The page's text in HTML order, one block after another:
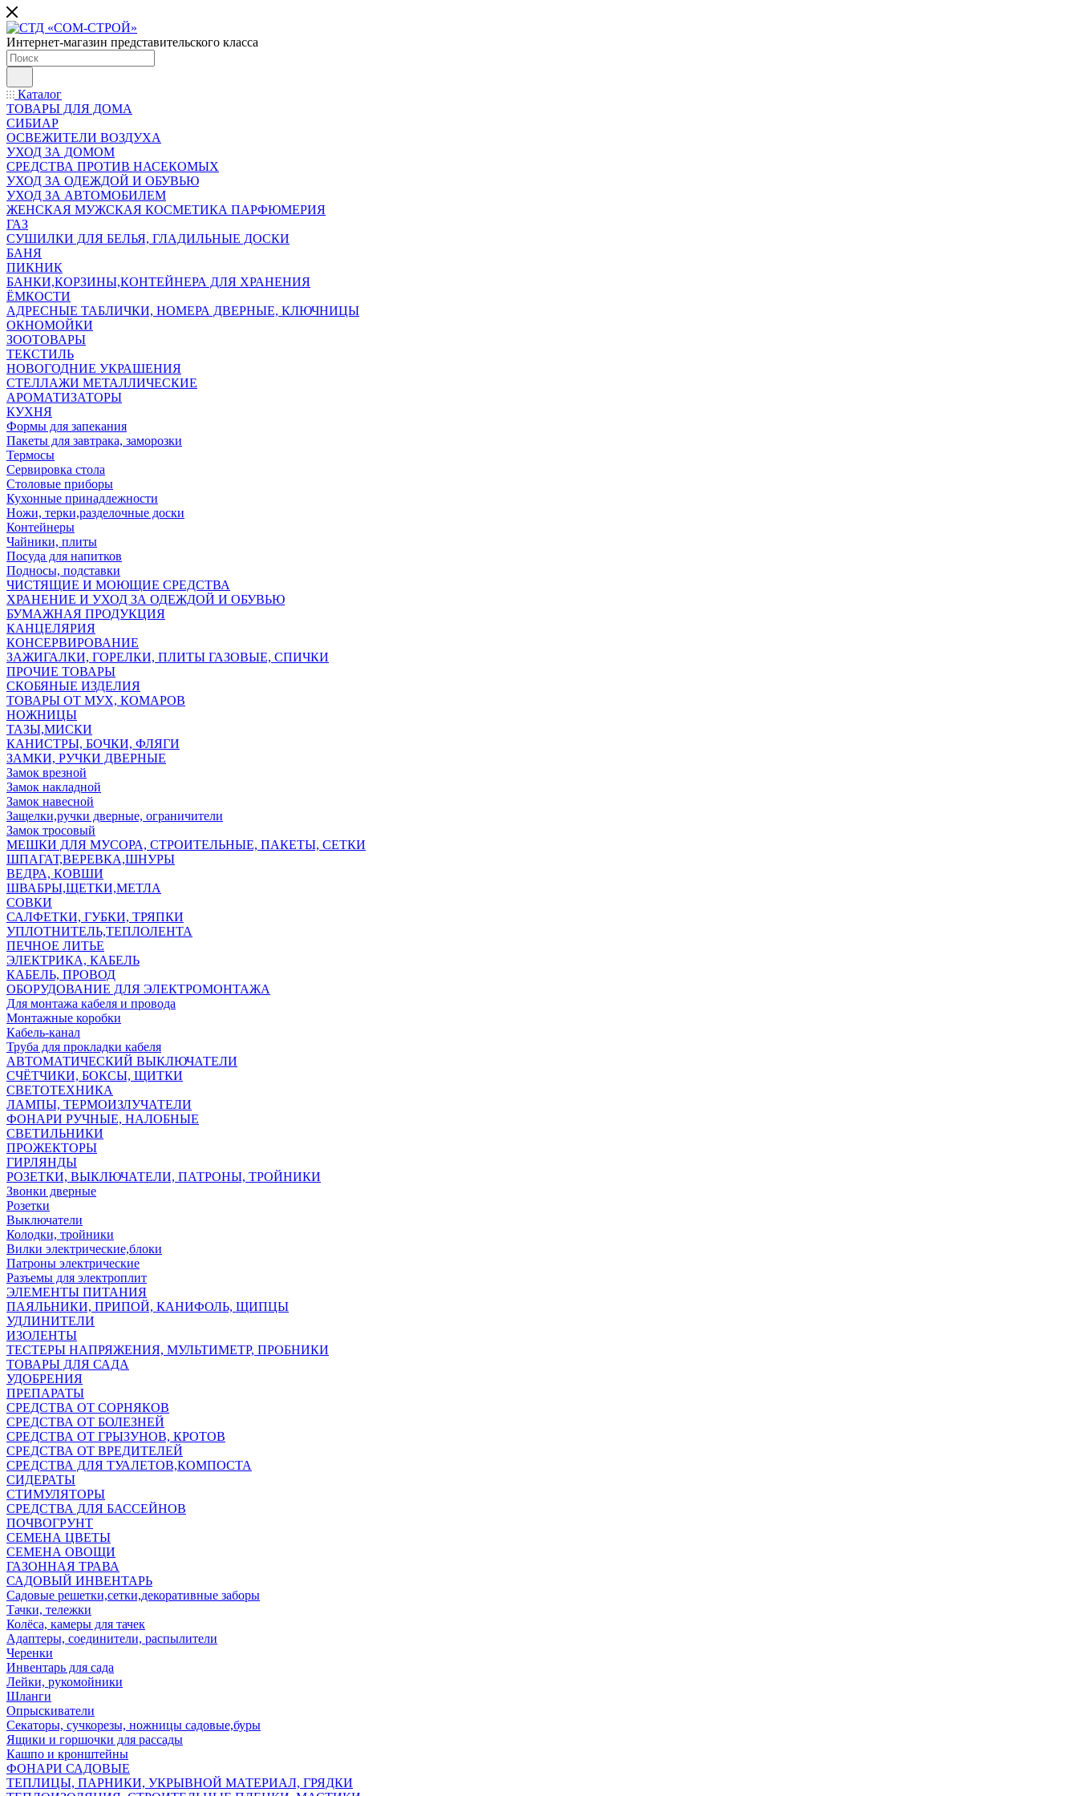
Интернет-магазин представительского класса
Каталог
ТОВАРЫ ДЛЯ ДОМА
СИБИАР
ОСВЕЖИТЕЛИ ВОЗДУХА
УХОД ЗА ДОМОМ
СРЕДСТВА ПРОТИВ НАСЕКОМЫХ
УХОД ЗА ОДЕЖДОЙ И ОБУВЬЮ
УХОД ЗА АВТОМОБИЛЕМ
ЖЕНСКАЯ МУЖСКАЯ КОСМЕТИКА ПАРФЮМЕРИЯ
ГАЗ
СУШИЛКИ ДЛЯ БЕЛЬЯ, ГЛАДИЛЬНЫЕ ДОСКИ
БАНЯ
ПИКНИК
БАНКИ,КОРЗИНЫ,КОНТЕЙНЕРА ДЛЯ ХРАНЕНИЯ
ЁМКОСТИ
АДРЕСНЫЕ ТАБЛИЧКИ, НОМЕРА ДВЕРНЫЕ, КЛЮЧНИЦЫ
ОКНОМОЙКИ
ЗООТОВАРЫ
ТЕКСТИЛЬ
НОВОГОДНИЕ УКРАШЕНИЯ
СТЕЛЛАЖИ МЕТАЛЛИЧЕСКИЕ
АРОМАТИЗАТОРЫ
КУХНЯ
Формы для запекания
Пакеты для завтрака, заморозки
Термосы
Сервировка стола
Столовые приборы
Кухонные принадлежности
Ножи, терки,разделочные доски
Контейнеры
Чайники, плиты
Посуда для напитков
Подносы, подставки
ЧИСТЯЩИЕ И МОЮЩИЕ СРЕДСТВА
ХРАНЕНИЕ И УХОД ЗА ОДЕЖДОЙ И ОБУВЬЮ
БУМАЖНАЯ ПРОДУКЦИЯ
КАНЦЕЛЯРИЯ
КОНСЕРВИРОВАНИЕ
ЗАЖИГАЛКИ, ГОРЕЛКИ, ПЛИТЫ ГАЗОВЫЕ, СПИЧКИ
ПРОЧИЕ ТОВАРЫ
СКОБЯНЫЕ ИЗДЕЛИЯ
ТОВАРЫ ОТ МУХ, КОМАРОВ
НОЖНИЦЫ
ТАЗЫ,МИСКИ
КАНИСТРЫ, БОЧКИ, ФЛЯГИ
ЗАМКИ, РУЧКИ ДВЕРНЫЕ
Замок врезной
Замок накладной
Замок навесной
Защелки,ручки дверные, ограничители
Замок тросовый
МЕШКИ ДЛЯ МУСОРА, СТРОИТЕЛЬНЫЕ, ПАКЕТЫ, СЕТКИ
ШПАГАТ,ВЕРЕВКА,ШНУРЫ
ВЕДРА, КОВШИ
ШВАБРЫ,ЩЕТКИ,МЕТЛА
СОВКИ
САЛФЕТКИ, ГУБКИ, ТРЯПКИ
УПЛОТНИТЕЛЬ,ТЕПЛОЛЕНТА
ПЕЧНОЕ ЛИТЬЕ
ЭЛЕКТРИКА, КАБЕЛЬ
КАБЕЛЬ, ПРОВОД
ОБОРУДОВАНИЕ ДЛЯ ЭЛЕКТРОМОНТАЖА
Для монтажа кабеля и провода
Монтажные коробки
Кабель-канал
Труба для прокладки кабеля
АВТОМАТИЧЕСКИЙ ВЫКЛЮЧАТЕЛИ
СЧЁТЧИКИ, БОКСЫ, ЩИТКИ
СВЕТОТЕХНИКА
ЛАМПЫ, ТЕРМОИЗЛУЧАТЕЛИ
ФОНАРИ РУЧНЫЕ, НАЛОБНЫЕ
СВЕТИЛЬНИКИ
ПРОЖЕКТОРЫ
ГИРЛЯНДЫ
РОЗЕТКИ, ВЫКЛЮЧАТЕЛИ, ПАТРОНЫ, ТРОЙНИКИ
Звонки дверные
Розетки
Выключатели
Колодки, тройники
Вилки электрические,блоки
Патроны электрические
Разъемы для электроплит
ЭЛЕМЕНТЫ ПИТАНИЯ
ПАЯЛЬНИКИ, ПРИПОЙ, КАНИФОЛЬ, ЩИПЦЫ
УДЛИНИТЕЛИ
ИЗОЛЕНТЫ
ТЕСТЕРЫ НАПРЯЖЕНИЯ, МУЛЬТИМЕТР, ПРОБНИКИ
ТОВАРЫ ДЛЯ САДА
УДОБРЕНИЯ
ПРЕПАРАТЫ
СРЕДСТВА ОТ СОРНЯКОВ
СРЕДСТВА ОТ БОЛЕЗНЕЙ
СРЕДСТВА ОТ ГРЫЗУНОВ, КРОТОВ
СРЕДСТВА ОТ ВРЕДИТЕЛЕЙ
СРЕДСТВА ДЛЯ ТУАЛЕТОВ,КОМПОСТА
СИДЕРАТЫ
СТИМУЛЯТОРЫ
СРЕДСТВА ДЛЯ БАССЕЙНОВ
ПОЧВОГРУНТ
СЕМЕНА ЦВЕТЫ
СЕМЕНА ОВОЩИ
ГАЗОННАЯ ТРАВА
САДОВЫЙ ИНВЕНТАРЬ
Садовые решетки,сетки,декоративные заборы
Тачки, тележки
Колёса, камеры для тачек
Адаптеры, соединители, распылители
Черенки
Инвентарь для сада
Лейки, рукомойники
Шланги
Опрыскиватели
Секаторы, сучкорезы, ножницы садовые,буры
Ящики и горшочки для рассады
Кашпо и кронштейны
ФОНАРИ САДОВЫЕ
ТЕПЛИЦЫ, ПАРНИКИ, УКРЫВНОЙ МАТЕРИАЛ, ГРЯДКИ